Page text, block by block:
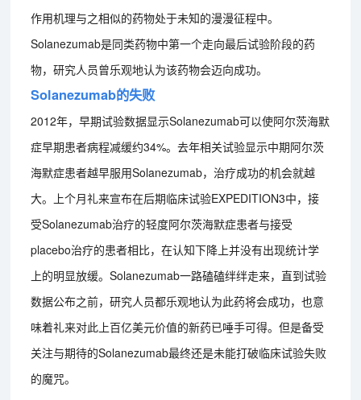
作用机理与之相似的药物处于未知的漫漫征程中。
Solanezumab是同类药物中第一个走向最后试验阶段的药
物，研究人员曾乐观地认为该药物会迈向成功。
Solanezumab的失败
2012年，早期试验数据显示Solanezumab可以使阿尔茨海默
症早期患者病程减缓约34%。去年相关试验显示中期阿尔茨
海默症患者越早服用Solanezumab，治疗成功的机会就越
大。上个月礼来宣布在后期临床试验EXPEDITION3中，接
受Solanezumab治疗的轻度阿尔茨海默症患者与接受
placebo治疗的患者相比，在认知下降上并没有出现统计学
上的明显放缓。Solanezumab一路磕磕绊绊走来，直到试验
数据公布之前，研究人员都乐观地认为此药将会成功，也意
味着礼来对此上百亿美元价值的新药已唾手可得。但是备受
关注与期待的Solanezumab最终还是未能打破临床试验失败
的魔咒。